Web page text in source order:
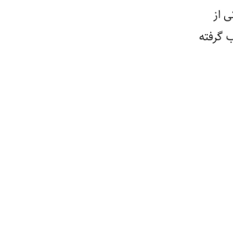
از
گرفته